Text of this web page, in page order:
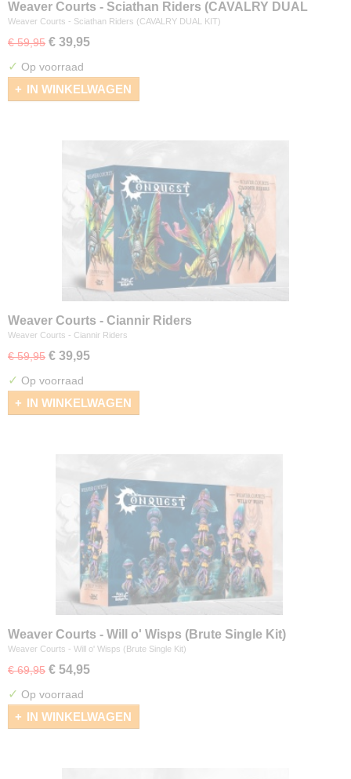
Weaver Courts - Sciathan Riders (CAVALRY DUAL
KIT)
Weaver Courts - Sciathan Riders (CAVALRY DUAL KIT)
€ 59,95 € 39,95
✓ Op voorraad
IN WINKELWAGEN
Weaver Courts - Ciannir Riders
Weaver Courts - Ciannir Riders
€ 59,95 € 39,95
✓ Op voorraad
IN WINKELWAGEN
Weaver Courts - Will o' Wisps (Brute Single Kit)
Weaver Courts - Will o' Wisps (Brute Single Kit)
€ 69,95 € 54,95
✓ Op voorraad
IN WINKELWAGEN